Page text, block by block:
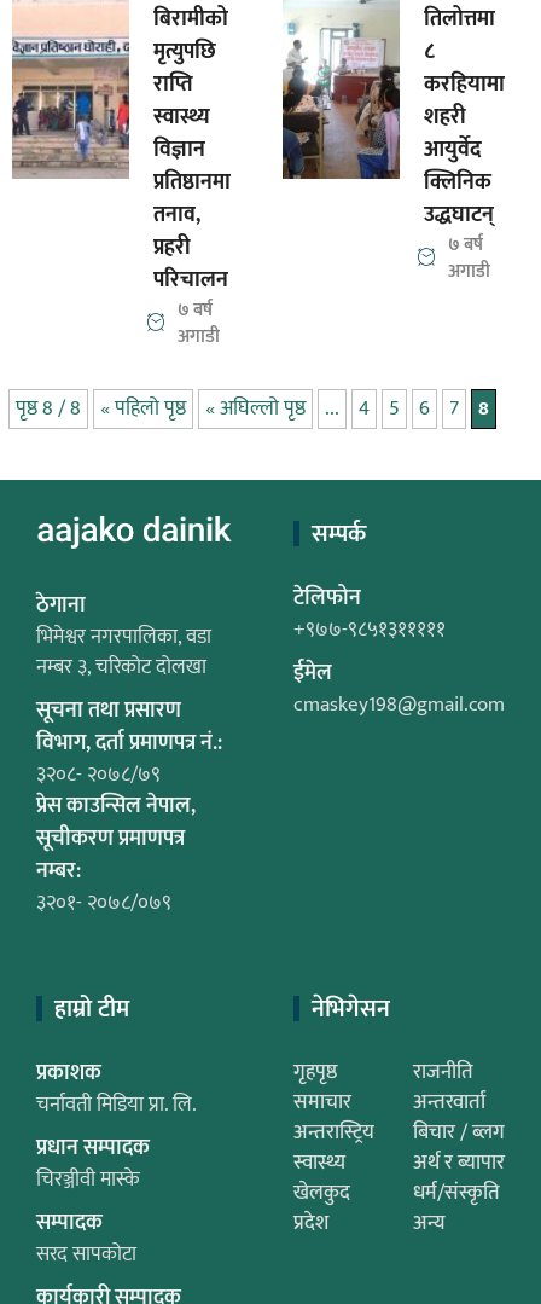
बिरामीको
मृत्युपछि
राप्ति
स्वास्थ्य
विज्ञान
प्रतिष्ठानमा
तनाव,
प्रहरी
परिचालन
७ बर्ष
अगाडी
तिलोत्तमा
८
करहियामा
शहरी
आयुर्वेद
क्लिनिक
उद्धघाटन्
७ बर्ष
अगाडी
पृष्ठ 8 / 8 « पहिलो पृष्ठ « अघिल्लो पृष्ठ ... 4 5 6 7 8
ठेगाना
भिमेश्वर नगरपालिका, वडा
नम्बर ३, चरिकोट दोलखा
सूचना तथा प्रसारण
विभाग, दर्ता प्रमाणपत्र नं.:
३२०८- २०७८/७९
प्रेस काउन्सिल नेपाल,
सूचीकरण प्रमाणपत्र
नम्बर:
३२०१- २०७८/०७९
सम्पर्क
टेलिफोन
+९७७-९८५१३१११११
ईमेल
cmaskey198@gmail.com
हाम्रो टीम
प्रकाशक
चर्नावती मिडिया प्रा. लि.
प्रधान सम्पादक
चिरञ्जीवी मास्के
सम्पादक
सरद सापकोटा
नेभिगेसन
गृहपृष्ठ
राजनीति
समाचार
अन्तरवार्ता
अन्तरास्ट्रिय
बिचार / ब्लग
स्वास्थ्य
अर्थ र ब्यापार
खेलकुद
धर्म/संस्कृति
प्रदेश
अन्य